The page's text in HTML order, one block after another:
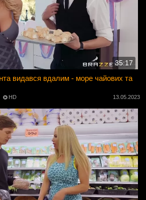
35:17
видався вдалим - море чайових та
HD 13.05.2023